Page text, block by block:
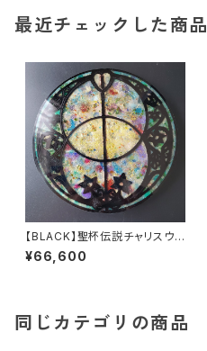
最近チェックした商品
【BLACK】聖杯伝説チャリスウェ
ル・パワープレート
¥66,600
同じカテゴリの商品